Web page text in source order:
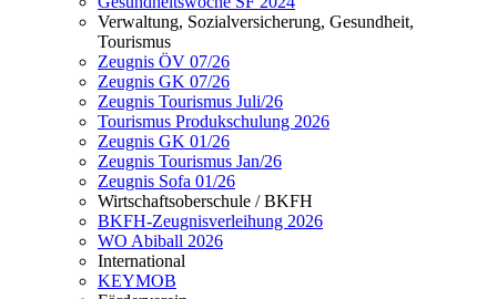
Verwaltung, Sozialversicherung, Gesundheit,
Tourismus
Zeugnis ÖV 07/26
Zeugnis GK 07/26
Zeugnis Tourismus Juli/26
Tourismus Produkschulung 2026
Zeugnis GK 01/26
Zeugnis Tourismus Jan/26
Zeugnis Sofa 01/26
Wirtschaftsoberschule / BKFH
BKFH-Zeugnisverleihung 2026
WO Abiball 2026
International
KEYMOB